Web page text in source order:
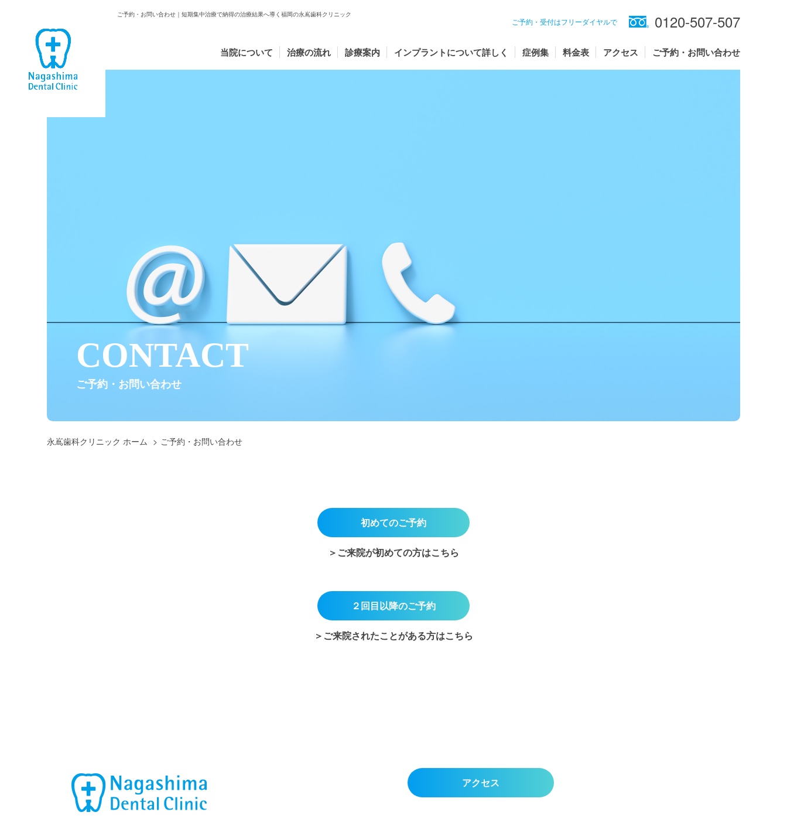
ご予約・お問い合わせ｜短期集中治療で納得の治療結果へ導く福岡の永嶌歯科クリニック
ご予約・受付はフリーダイヤルで 0120-507-507
当院について 治療の流れ 診療案内 インプラントについて詳しく 症例集 料金表 アクセス ご予約・お問い合わせ
CONTACT
ご予約・お問い合わせ
永嶌歯科クリニック ホーム ご予約・お問い合わせ
初めてのご予約
＞ご来院が初めての方はこちら
２回目以降のご予約
＞ご来院されたことがある方はこちら
アクセス